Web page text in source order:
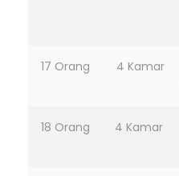
17 Orang 4 Kamar
18 Orang 4 Kamar